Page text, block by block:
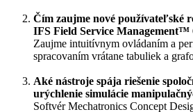
Čím zaujme nové používateľské
IFS Field Service Management™
Zaujme intuitívnym ovládaním a
spracovaním vrátane tabuliek a
Aké nástroje spája riešenie
urýchlenie simulácie
Softvér Mechatronics Concept